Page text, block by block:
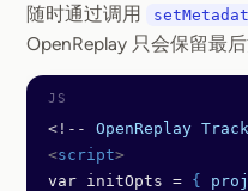
随时通过调用
OpenReplay 只会保留最后
<!-- OpenReplay
<script>
var initOpts = {